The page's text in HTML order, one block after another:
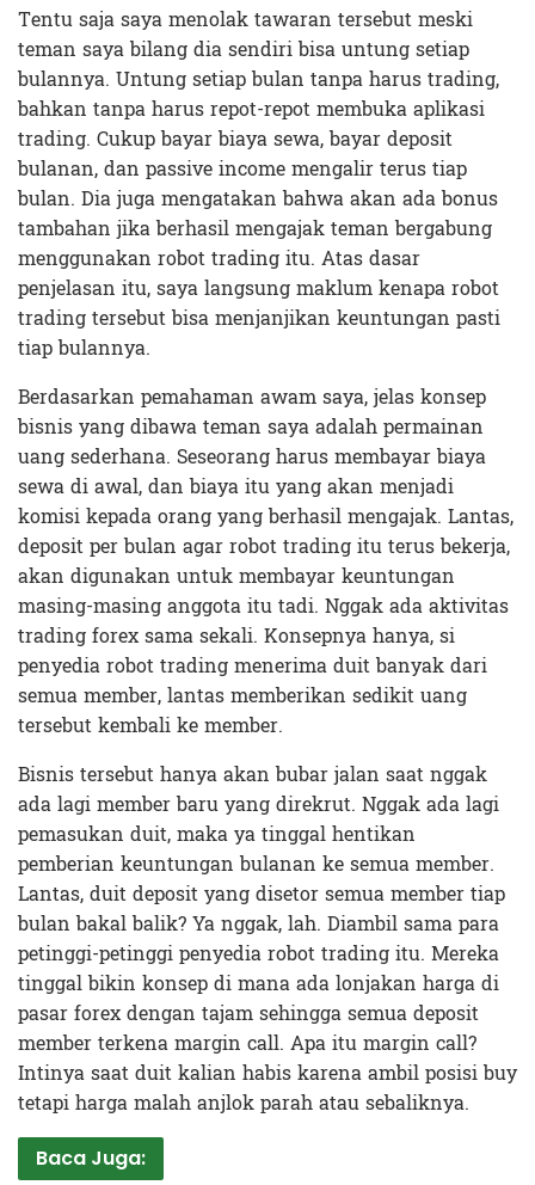
Tentu saja saya menolak tawaran tersebut meski
teman saya bilang dia sendiri bisa untung setiap
bulannya. Untung setiap bulan tanpa harus trading,
bahkan tanpa harus repot-repot membuka aplikasi
trading. Cukup bayar biaya sewa, bayar deposit
bulanan, dan passive income mengalir terus tiap
bulan. Dia juga mengatakan bahwa akan ada bonus
tambahan jika berhasil mengajak teman bergabung
menggunakan robot trading itu. Atas dasar
penjelasan itu, saya langsung maklum kenapa robot
trading tersebut bisa menjanjikan keuntungan pasti
tiap bulannya.
Berdasarkan pemahaman awam saya, jelas konsep
bisnis yang dibawa teman saya adalah permainan
uang sederhana. Seseorang harus membayar biaya
sewa di awal, dan biaya itu yang akan menjadi
komisi kepada orang yang berhasil mengajak. Lantas,
deposit per bulan agar robot trading itu terus bekerja,
akan digunakan untuk membayar keuntungan
masing-masing anggota itu tadi. Nggak ada aktivitas
trading forex sama sekali. Konsepnya hanya, si
penyedia robot trading menerima duit banyak dari
semua member, lantas memberikan sedikit uang
tersebut kembali ke member.
Bisnis tersebut hanya akan bubar jalan saat nggak
ada lagi member baru yang direkrut. Nggak ada lagi
pemasukan duit, maka ya tinggal hentikan
pemberian keuntungan bulanan ke semua member.
Lantas, duit deposit yang disetor semua member tiap
bulan bakal balik? Ya nggak, lah. Diambil sama para
petinggi-petinggi penyedia robot trading itu. Mereka
tinggal bikin konsep di mana ada lonjakan harga di
pasar forex dengan tajam sehingga semua deposit
member terkena margin call. Apa itu margin call?
Intinya saat duit kalian habis karena ambil posisi buy
tetapi harga malah anjlok parah atau sebaliknya.
Baca Juga: